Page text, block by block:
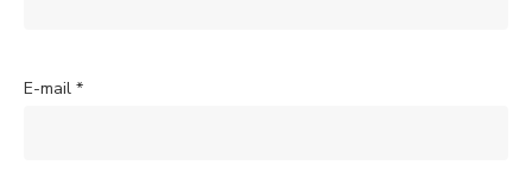
E-mail *